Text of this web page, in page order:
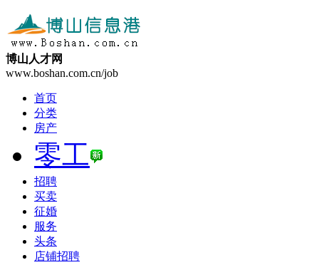
博山人才网
www.boshan.com.cn/job
首页
分类
房产
零工
招聘
买卖
征婚
服务
头条
店铺招聘